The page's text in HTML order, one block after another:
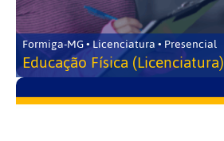
Formiga-MG • Licenciatura • Presencial
Educação Física (Licenciatura)